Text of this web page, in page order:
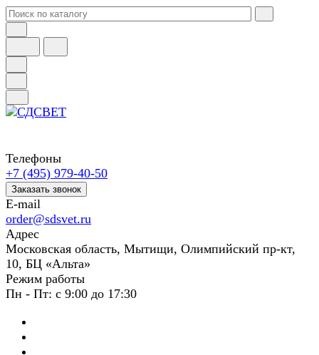
Телефоны
+7 (495) 979-40-50
Заказать звонок
E-mail
order@sdsvet.ru
Адрес
Московская область, Мытищи, Олимпийский пр-кт,
10, БЦ «Альта»
Режим работы
Пн - Пт: с 9:00 до 17:30